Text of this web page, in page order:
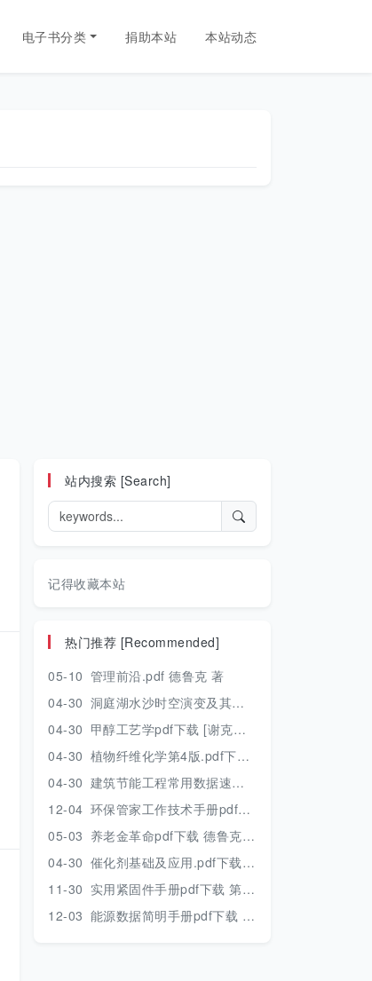
电子书分类 捐助本站 本站动态
站内搜索 [Search]
记得收藏本站
热门推荐 [Recommended]
05-10 管理前沿.pdf 德鲁克 著
04-30 洞庭湖水沙时空演变及其对水资源安全的影响研究.pdf 胡光伟 著 2017年版
04-30 甲醇工艺学pdf下载 [谢克昌 房鼎业主编] 2010年版
04-30 植物纤维化学第4版.pdf下载 [裴继诚主编] 2012年版
04-30 建筑节能工程常用数据速查手册.pdf下载 [陈慢勤著] 2010年版
12-04 环保管家工作技术手册pdf下载 2019年版
05-03 养老金革命pdf下载 德鲁克 著
04-30 催化剂基础及应用.pdf下载 [季生福 张谦温 赵彬侠编] 2011年版
11-30 实用紧固件手册pdf下载 第三版 2018年版
12-03 能源数据简明手册pdf下载 2017版